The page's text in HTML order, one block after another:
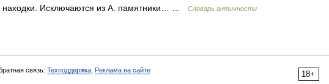
находки. Исключаются из А. памятники… …
Словарь античности
18+
связь: Техподдержка Реклама на сайте